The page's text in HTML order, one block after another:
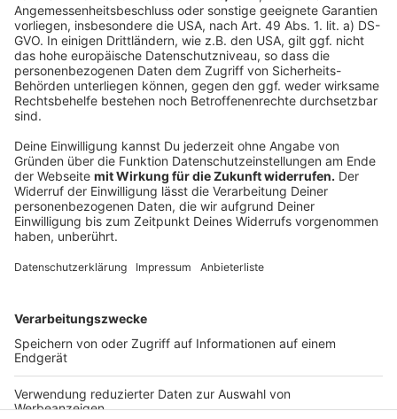
Licht ab - ohne Strom. Strombetriebene Beleuchtung
könne dagegen einen hohen finanziellen und
klimatischen Preis haben, so die FDP.
Anzeige
Auch auf den üblichen Podcast-Plattformen
Anzeige
Anzeige
Anzeige